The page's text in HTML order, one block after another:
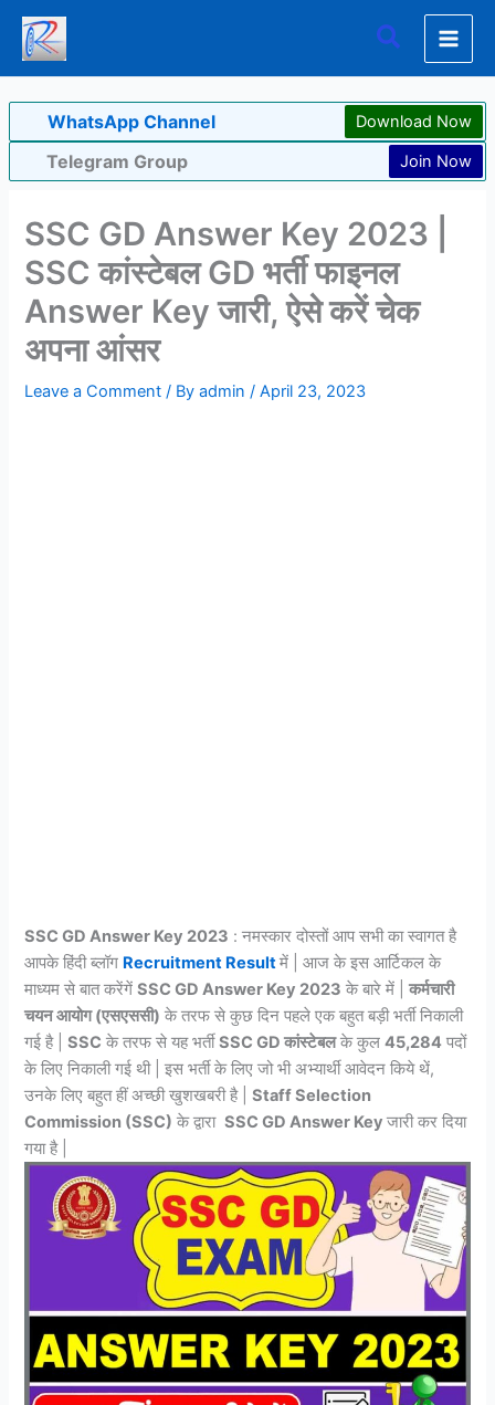
Skip
content
Search
WhatsApp Channel Download Now
Telegram Group Join Now
SSC GD Answer Key 2023 |
SSC कांस्टेबल GD भर्ती फाइनल
Answer Key जारी, ऐसे करें चेक
अपना आंसर
Leave a Comment / Byadmin/April 23, 2023
SSC GD Answer Key 2023 : नमस्कार दोस्तों आप सभी का स्वागत है
आपके हिंदी ब्लॉग Recruitment Resultमें | आज के इस आर्टिकल के
माध्यम से बात करेंगेंSSC GD Answer Key 2023 के बारे में |कर्मचारी
चयन आयोग (एसएससी) के तरफ से कुछ दिन पहले एक बहुत बड़ी भर्ती निकाली
गई है |SSC के तरफ से यह भर्तीSSC GD कांस्टेबलके कुल45,284 पदों
के लिए निकाली गई थी | इस भर्ती के लिए जो भी अभ्यार्थी आवेदन किये थें,
उनके लिए बहुत हीं अच्छी खुशखबरी है |Staff Selection
Commission (SSC) के द्वाराSSC GD Answer Keyजारी कर दिया
गया है |